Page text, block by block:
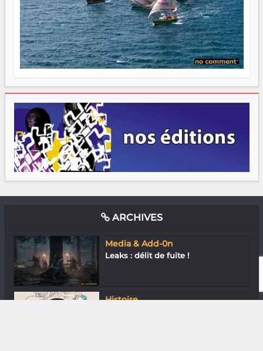
ARCHIVES
Media & Add-0n
Leaks : délit de fuite !
Histoire